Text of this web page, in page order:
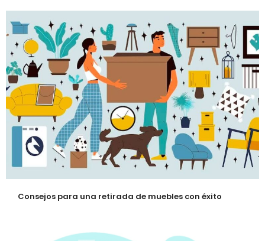
Consejos para una retirada de muebles con éxito